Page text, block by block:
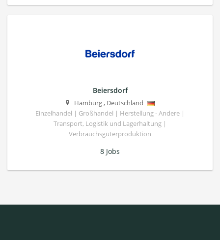
Beiersdorf
Hamburg, Deutschland
Einzelhandel | Großhandel | Herstellung - Andere |
Transport, Logistik und Lagerhaltung |
Verbrauchsgüterproduktion
8 Jobs